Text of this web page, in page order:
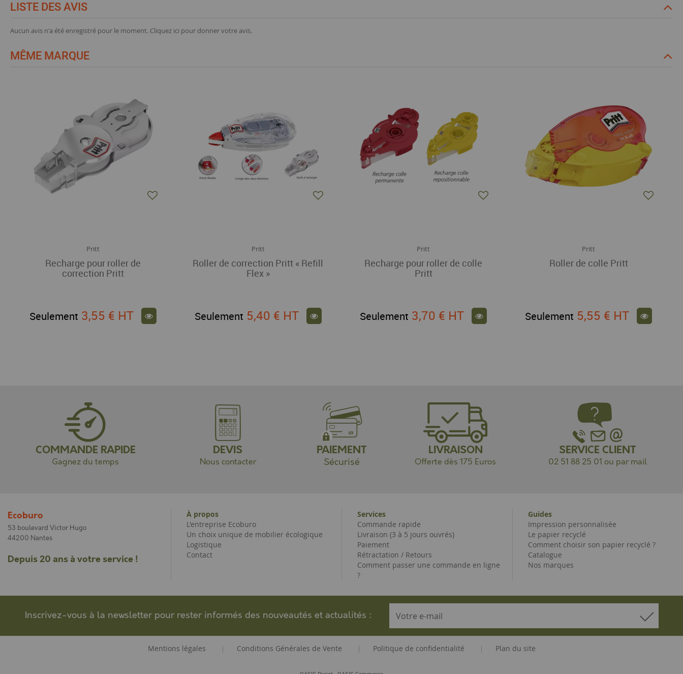
LISTE DES AVIS
Aucun avis n'a été enregistré pour le moment. Cliquez ici pour donner votre avis.
MÊME MARQUE
Pritt
Recharge pour roller de
correction Pritt
Seulement 3,55 € HT
Pritt
Roller de correction Pritt « Refill
Flex »
Seulement 5,40 € HT
Pritt
Recharge pour roller de colle
Pritt
Seulement 3,70 € HT
Pritt
Roller de colle Pritt
Seulement 5,55 € HT
COMMANDE RAPIDE
Gagnez du temps
DEVIS
Nous contacter
PAIEMENT
Sécurisé
LIVRAISON
Offerte dès 175 Euros
SERVICE CLIENT
02 51 88 25 01 ou par mail
Ecoburo
53 boulevard Victor Hugo
44200 Nantes
Depuis 20 ans à votre service !
À propos
L'entreprise Ecoburo
Un choix unique de mobilier écologique
Logistique
Contact
Services
Commande rapide
Livraison (3 à 5 jours ouvrés)
Paiement
Rétractation / Retours
Comment passer une commande en ligne
?
Guides
Impression personnalisée
Le papier recyclé
Comment choisir son papier recyclé ?
Catalogue
Nos marques
Inscrivez-vous à la newsletter pour rester informés des nouveautés et actualités :
Mentions légales | Conditions Générales de Vente | Politique de confidentialité | Plan du site